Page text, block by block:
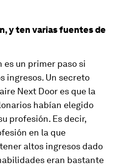
y ten varias fuentes de
es un primer paso si
ingresos. Un secreto
Next Door es que la
habían elegido
profesión. Es decir,
en la que
altos ingresos dado
eran bastante